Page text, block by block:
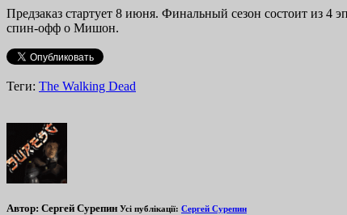
Предзаказ стартует 8 июня. Финальный сезон состоит из 4
спин-офф о Мишон.
Теги: The Walking Dead
Автор: Сергей Сурепин Усі публікації: Сергей Сурепин